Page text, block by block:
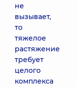
не
вызывает,
то
тяжелое
растяжение
требует
целого
комплекса